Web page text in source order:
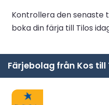
Kontrollera den senaste
boka din färja till Tilos
Färjebolag från Kos till